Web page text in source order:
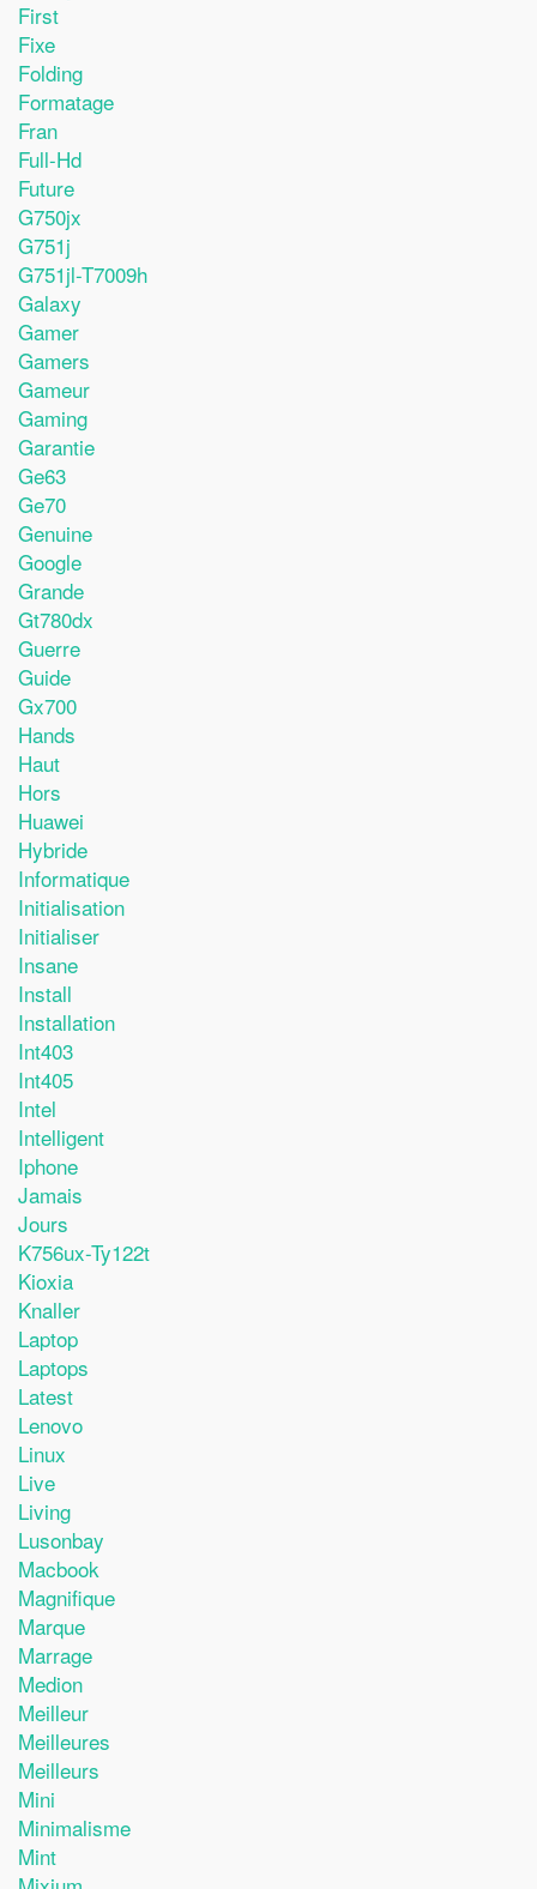
First
Fixe
Folding
Formatage
Fran
Full-Hd
Future
G750jx
G751j
G751jl-T7009h
Galaxy
Gamer
Gamers
Gameur
Gaming
Garantie
Ge63
Ge70
Genuine
Google
Grande
Gt780dx
Guerre
Guide
Gx700
Hands
Haut
Hors
Huawei
Hybride
Informatique
Initialisation
Initialiser
Insane
Install
Installation
Int403
Int405
Intel
Intelligent
Iphone
Jamais
Jours
K756ux-Ty122t
Kioxia
Knaller
Laptop
Laptops
Latest
Lenovo
Linux
Live
Living
Lusonbay
Macbook
Magnifique
Marque
Marrage
Medion
Meilleur
Meilleures
Meilleurs
Mini
Minimalisme
Mint